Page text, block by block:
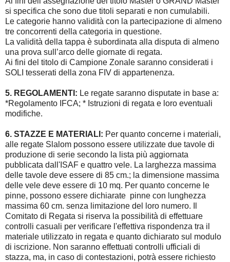
si specifica che sono due titoli separati e non cumulabili.
Le categorie hanno validità con la partecipazione di almeno
tre concorrenti della categoria in questione.
La validità della tappa è subordinata alla disputa di almeno
una prova sull’arco delle giornate di regata.
Ai fini del titolo di Campione Zonale saranno considerati i
SOLI tesserati della zona FIV di appartenenza.
5. REGOLAMENTI: Le regate saranno disputate in base a:
*Regolamento IFCA; * Istruzioni di regata e loro eventuali
modifiche.
6. STAZZE E MATERIALI: Per quanto concerne i materiali,
alle regate Slalom possono essere utilizzate due tavole di
produzione di serie secondo la lista più aggiornata
pubblicata dall'ISAF e quattro vele. La larghezza massima
delle tavole deve essere di 85 cm.; la dimensione massima
delle vele deve essere di 10 mq. Per quanto concerne le
pinne, possono essere dichiarate pinne con lunghezza
massima 60 cm. senza limitazione del loro numero. Il
Comitato di Regata si riserva la possibilità di effettuare
controlli casuali per verificare l'effettiva rispondenza tra il
materiale utilizzato in regata e quanto dichiarato sul modulo
di iscrizione. Non saranno effettuati controlli ufficiali di
stazza, ma, in caso di contestazioni, potrà essere richiesto